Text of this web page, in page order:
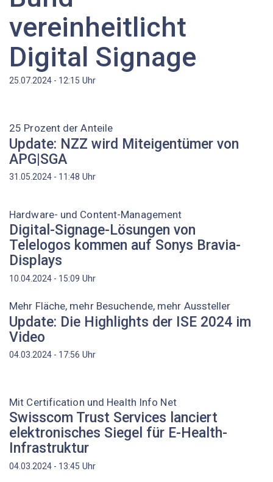
vereinheitlicht
Digital Signage
25.07.2024 - 12:15 Uhr
25 Prozent der Anteile
Update: NZZ wird Miteigentümer von
APG|SGA
31.05.2024 - 11:48 Uhr
Hardware- und Content-Management
Digital-Signage-Lösungen von
Telelogos kommen auf Sonys Bravia-
Displays
10.04.2024 - 15:09 Uhr
Mehr Fläche, mehr Besuchende, mehr Aussteller
Update: Die Highlights der ISE 2024 im
Video
04.03.2024 - 17:56 Uhr
Mit Certification und Health Info Net
Swisscom Trust Services lanciert
elektronisches Siegel für E-Health-
Infrastruktur
04.03.2024 - 13:45 Uhr